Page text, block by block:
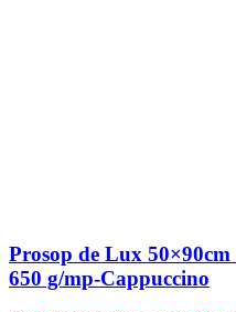
Prosop de Lux
650 g/mp-Cappuccino